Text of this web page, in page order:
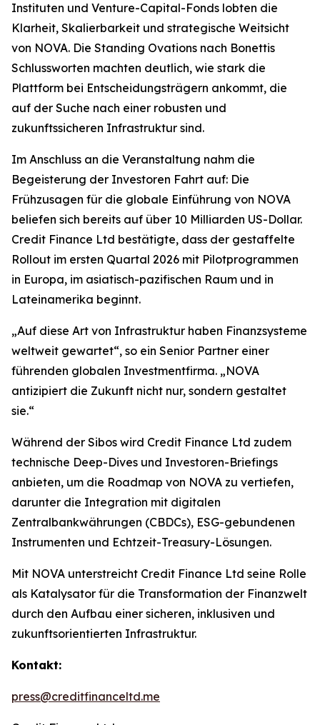
Instituten und Venture-Capital-Fonds lobten die
Klarheit, Skalierbarkeit und strategische Weitsicht
von NOVA. Die Standing Ovations nach Bonettis
Schlussworten machten deutlich, wie stark die
Plattform bei Entscheidungsträgern ankommt, die
auf der Suche nach einer robusten und
zukunftssicheren Infrastruktur sind.
Im Anschluss an die Veranstaltung nahm die
Begeisterung der Investoren Fahrt auf: Die
Frühzusagen für die globale Einführung von NOVA
beliefen sich bereits auf über 10 Milliarden US-Dollar.
Credit Finance Ltd bestätigte, dass der gestaffelte
Rollout im ersten Quartal 2026 mit Pilotprogrammen
in Europa, im asiatisch-pazifischen Raum und in
Lateinamerika beginnt.
„Auf diese Art von Infrastruktur haben Finanzsysteme
weltweit gewartet“, so ein Senior Partner einer
führenden globalen Investmentfirma. „NOVA
antizipiert die Zukunft nicht nur, sondern gestaltet
sie.“
Während der Sibos wird Credit Finance Ltd zudem
technische Deep-Dives und Investoren-Briefings
anbieten, um die Roadmap von NOVA zu vertiefen,
darunter die Integration mit digitalen
Zentralbankwährungen (CBDCs), ESG-gebundenen
Instrumenten und Echtzeit-Treasury-Lösungen.
Mit NOVA unterstreicht Credit Finance Ltd seine Rolle
als Katalysator für die Transformation der Finanzwelt
durch den Aufbau einer sicheren, inklusiven und
zukunftsorientierten Infrastruktur.
Kontakt:
press@creditfinanceltd.me